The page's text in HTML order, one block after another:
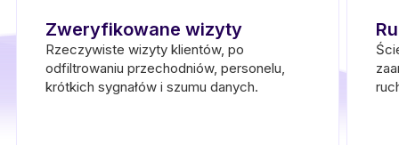
Zweryfikowane wizyty
Rzeczywiste wizyty klientów, po
odfiltrowaniu przechodniów, personelu,
krótkich sygnałów i szumu danych.